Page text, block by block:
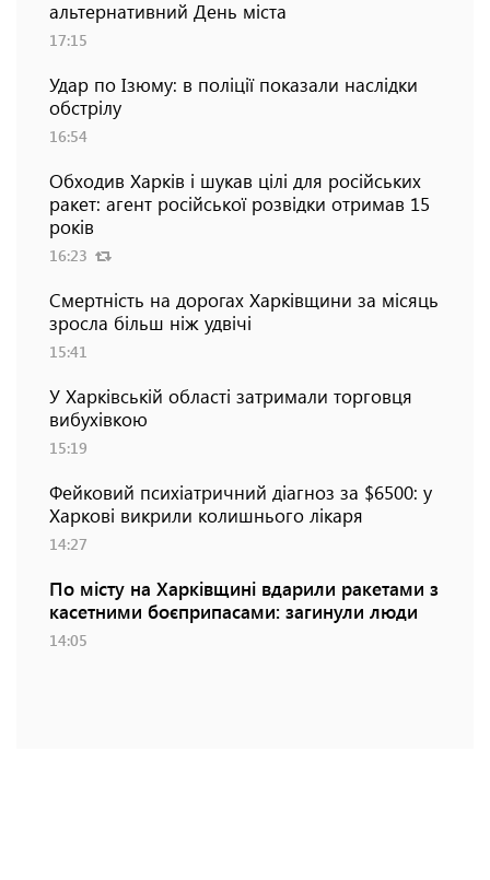
альтернативний День міста
17:15
Удар по Ізюму: в поліції показали наслідки
обстрілу
16:54
Обходив Харків і шукав цілі для російських
ракет: агент російської розвідки отримав 15
років
16:23
Смертність на дорогах Харківщини за місяць
зросла більш ніж удвічі
15:41
У Харківській області затримали торговця
вибухівкою
15:19
Фейковий психіатричний діагноз за $6500: у
Харкові викрили колишнього лікаря
14:27
По місту на Харківщині вдарили ракетами з
касетними боєприпасами: загинули люди
14:05